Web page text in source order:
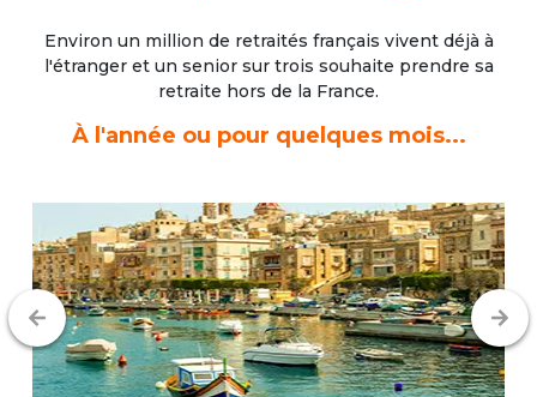
Environ un million de retraités français vivent déjà à
l'étrangeret un senior sur trois souhaite prendre sa
retraite hors de la France.
À l'année ou pour quelques mois...